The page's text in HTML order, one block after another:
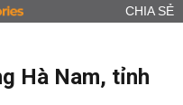
CHIA SẺ
Hà Nam, tỉnh